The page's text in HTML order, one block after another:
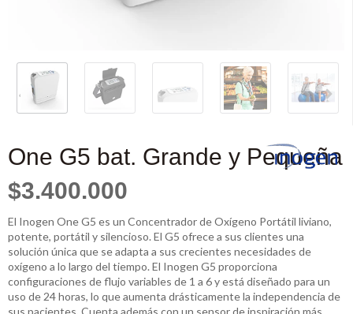
One G5 bat. Grande y Pequeña
$3.400.000
El Inogen One G5 es un Concentrador de Oxígeno Portátil liviano,
potente, portátil y silencioso. El G5 ofrece a sus clientes una
solución única que se adapta a sus crecientes necesidades de
oxígeno a lo largo del tiempo. El Inogen G5 proporciona
configuraciones de flujo variables de 1 a 6 y está diseñado para un
uso de 24 horas, lo que aumenta drásticamente la independencia de
sus pacientes. Cuenta además con un sensor de inspiración más